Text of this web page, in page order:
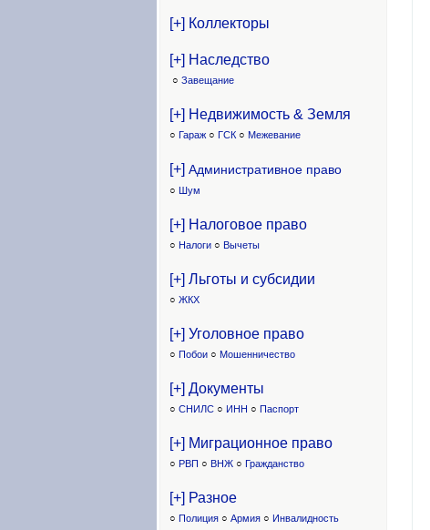
[+] Коллекторы
[+] Наследство
○ Завещание
[+] Недвижимость & Земля
○ Гараж ○ ГСК ○ Межевание
[+] Административное право
○ Шум
[+] Налоговое право
○ Налоги ○ Вычеты
[+] Льготы и субсидии
○ ЖКХ
[+] Уголовное право
○ Побои ○ Мошенничество
[+] Документы
○ СНИЛС ○ ИНН ○ Паспорт
[+] Миграционное право
○ РВП ○ ВНЖ ○ Гражданство
[+] Разное
○ Полиция ○ Армия ○ Инвалидность